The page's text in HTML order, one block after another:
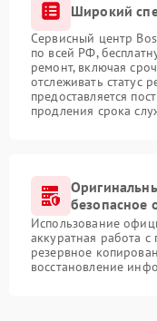
Широкий
Сервисный центр
по всей РФ,
ремонт, включая
отслеживать статус
предоставляется
продления срока
безопасное
Использование
аккуратная работа
резервное
восстановление